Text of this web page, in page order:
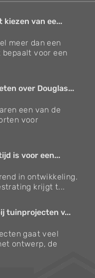
kiezen van ee...
meer dan een
voor een
over Douglas...
een van de
voor
is voor een...
in ontwikkeling.
krijgt t...
tuinprojecten v...
gaat veel
ontwerp, de